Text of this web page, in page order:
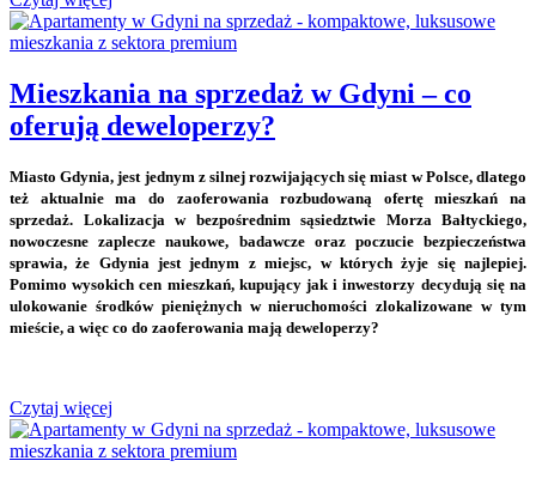
Mieszkania na sprzedaż w Gdyni – co
oferują deweloperzy?
Miasto Gdynia, jest jednym z silnej rozwijających się miast w Polsce, dlatego
też aktualnie ma do zaoferowania rozbudowaną ofertę mieszkań na
sprzedaż. Lokalizacja w bezpośrednim sąsiedztwie Morza Bałtyckiego,
nowoczesne zaplecze naukowe, badawcze oraz poczucie bezpieczeństwa
sprawia, że Gdynia jest jednym z miejsc, w których żyje się najlepiej.
Pomimo wysokich cen mieszkań, kupujący jak i inwestorzy decydują się na
ulokowanie środków pieniężnych w nieruchomości zlokalizowane w tym
mieście, a więc co do zaoferowania mają deweloperzy?
Czytaj więcej